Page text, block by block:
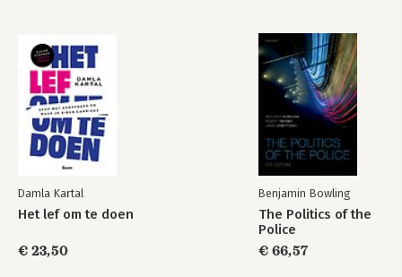
hun organisaties een onmisbare
kwaliteit is. Herkenning en erkenning
daarvan zorgen dat die kwaliteiten niet
verborgen blijven maar als
toegevoegde waarde worden ingezet in
Eveline Baar is ervaringsdeskundige en
heeft haar kennis en ervaring praktisch
vertaald voor medewerkers,
leidinggevenden en organisaties. Ze
benoemt werksituaties die in de
verschillende fasen van een loopbaan
Sterk voelen op het
werk
Bekijk alle boeken
Damla Kartal
Het lef om te doen
€ 23,50
Benjamin Bowling
The Politics of the
Police
€ 66,57